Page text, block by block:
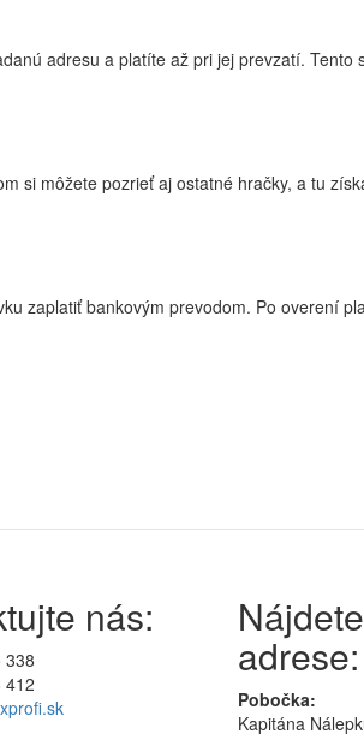
adresu a platíte až pri jej prevzatí. Tento
si môžete pozrieť aj ostatné hračky, a tu
zaplatiť bankovým prevodom. Po overení
nás:
338
412
adrese:
Pobočka:
Kapitána